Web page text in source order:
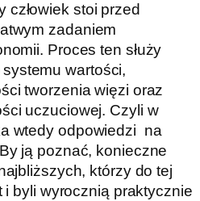
człowiek stoi przed
zadaniem
Proces ten służy
wartości,
tworzenia więzi oraz
uczuciowej. Czyli w
wtedy odpowiedzi na
ją poznać, konieczne
którzy do tej
i byli wyrocznią praktycznie